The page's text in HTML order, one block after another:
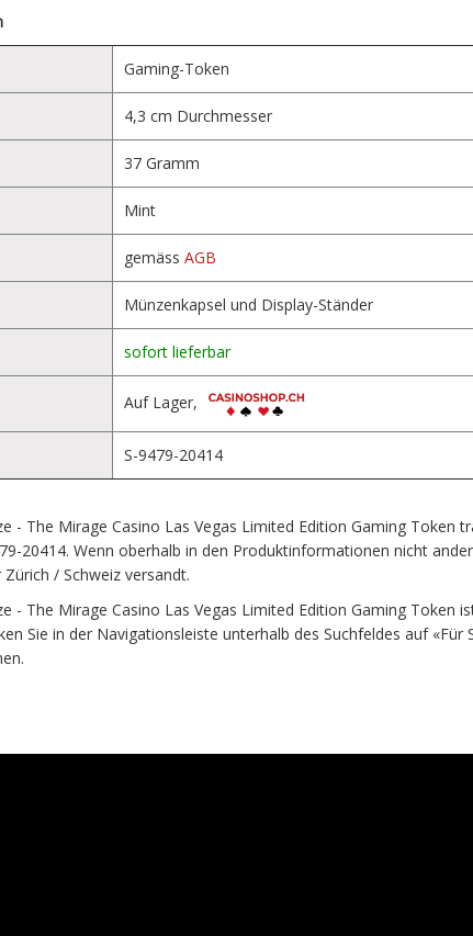
Gaming-Token
4,3 cm Durchmesser
37 Gramm
Mint
gemäss AGB
Münzenkapsel und Display-Ständer
sofort lieferbar
Auf Lager,
S-9479-20414
- The Mirage Casino Las Vegas Limited Edition Gaming Token
20414. Wenn oberhalb in den Produktinformationen nicht
/ Schweiz versandt.
- The Mirage Casino Las Vegas Limited Edition Gaming Token
Sie in der Navigationsleiste unterhalb des Suchfeldes auf «Für